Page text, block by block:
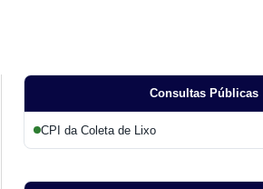
Consultas Públicas
CPI da Coleta de Lixo